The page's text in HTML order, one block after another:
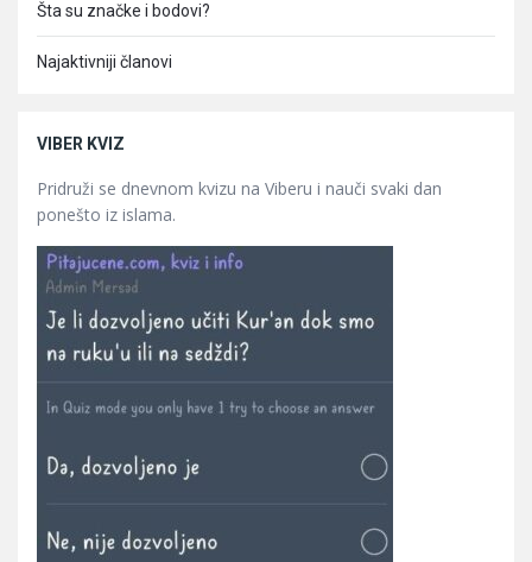
Šta su značke i bodovi?
Najaktivniji članovi
VIBER KVIZ
Pridruži se dnevnom kvizu na Viberu i nauči svaki dan
ponešto iz islama.